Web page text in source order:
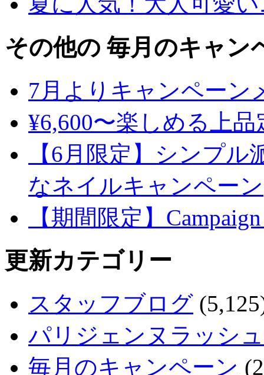
その他の 毎月のキャン
7月よりキャンペーン
¥6,600〜楽しめる上
【6月限定】シンプ
なネイルキャンペーン
【期間限定】
更新カテゴリー
スタッフブログ
パリジェンヌラッシ
毎月のキャンペーン